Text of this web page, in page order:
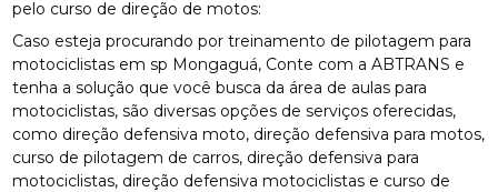
pelo curso de direção de motos:
Caso esteja procurando por treinamento de pilotagem para
motociclistas em sp Mongaguá, Conte com a ABTRANS e
tenha a solução que você busca da área de aulas para
motociclistas, são diversas opções de serviços oferecidas,
como direção defensiva moto, direção defensiva para motos,
curso de pilotagem de carros, direção defensiva para
motociclistas, direção defensiva motociclistas e curso de